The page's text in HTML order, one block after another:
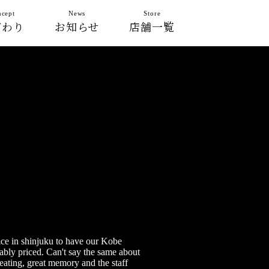
り お知らせ
News
店舗一覧
Store
in shinjuku to have our Kobe
priced. Can't say the same about
great memory and the staff